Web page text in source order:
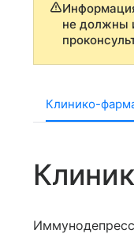
не должны
Клинико-